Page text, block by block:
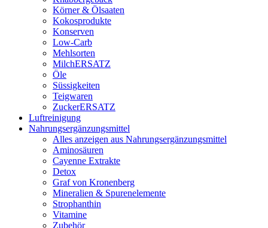
Körner & Ölsaaten
Kokosprodukte
Konserven
Low-Carb
Mehlsorten
MilchERSATZ
Öle
Süssigkeiten
Teigwaren
ZuckerERSATZ
Luftreinigung
Nahrungsergänzungsmittel
Alles anzeigen aus Nahrungsergänzungsmittel
Aminosäuren
Cayenne Extrakte
Detox
Graf von Kronenberg
Mineralien & Spurenelemente
Strophanthin
Vitamine
Zubehör